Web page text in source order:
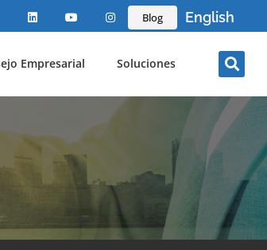
Blog English
Empresarial Soluciones